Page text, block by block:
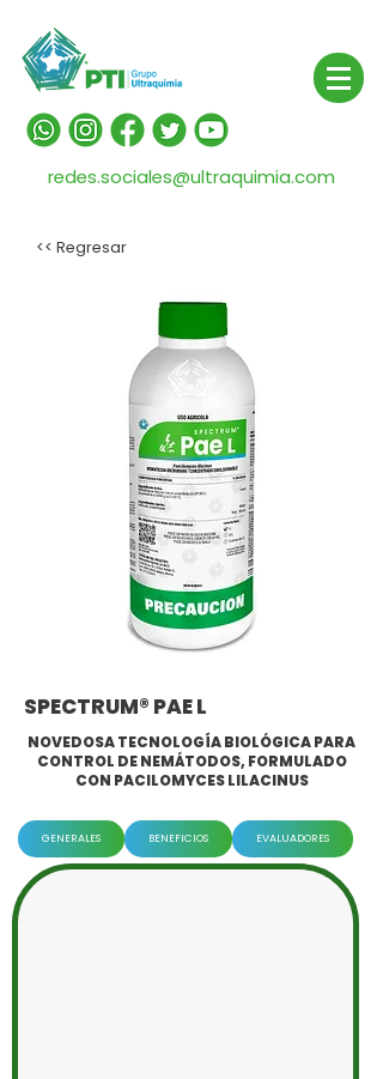
redes.sociales@ultraquimia.com
<< Regresar
SPECTRUM® PAE L
NOVEDOSA TECNOLOGÍA BIOLÓGICA PARA
CONTROL DE NEMÁTODOS, FORMULADO
CON PACILOMYCES LILACINUS
GENERALES BENEFICIOS EVALUADORES